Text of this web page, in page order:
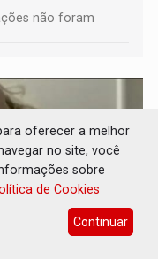
não foram
oferecer a melhor
no site, você
sobre
de Cookies
Continuar